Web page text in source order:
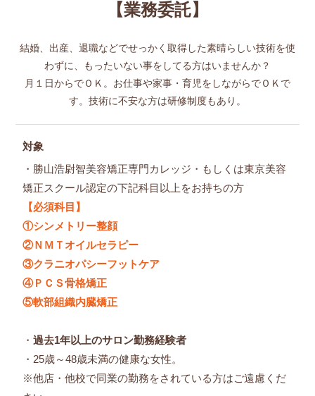
【業務委託】
結婚、出産、退職などでせっかく取得した素晴らしい技術を使
わずに、もったいない事をしてる方はいませんか？
月１日からでＯＫ。お仕事や家事・育児をしながらでＯＫで
す。技術に不安な方は研修制度もあり。
対象
・勝山浩尉智美容矯正専門カレッジ・もしくは東京美容
矯正スクール認定の下記科目以上をお持ちの方
【必須科目】
①シンメトリー整顔
②ＮＭＴオイルセラピー
③クラニオパシーフットケア
④ＰＣＳ骨格矯正
⑤軟部組織内臓矯正
・ 過去1年以上のサロン勤務経験者
・25歳～48歳未満の健康な女性。
※他店・他校で同業の勤務をされている方はご遠慮くだ